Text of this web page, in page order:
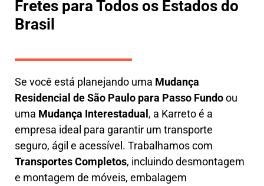
Fretes para Todos os Estados do
Brasil
Se você está planejando uma Mudança
Residencial de São Paulo para Passo Fundoou
uma Mudança Interestadual , a Karretoé a
empresa ideal para garantir um transporte
seguro, ágil e acessível. Trabalhamos com
Transportes Completos, incluindodesmontagem
e montagem de móveis, embalagem